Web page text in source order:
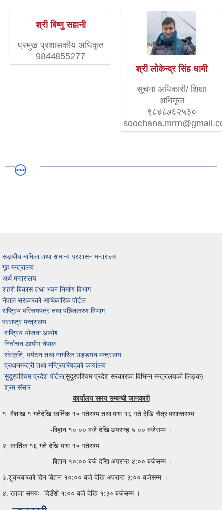
श्री बिष्णु सहानी
प्रमुख प्रशासकीय अधिकृत
9844855277
श्री लोकेन्द्र सिंह धामी
सूचना अधिकारी/ शिक्षा
अधिकृत
९८४८७६२५३०
सङ्घीय मामिला तथा सामान्य प्रशासन मन्त्रालय
गृह मन्त्रालय
अर्थ मन्त्रालय
शहरी बिकास तथा भवन निर्माण विभाग
नेपाल सरकारको आधिकारिक पोर्टल
राष्ट्रिय परिचयपत्र तथा पञ्जिकरण बिभाग
परराष्ट्र मन्त्रालय
राष्ट्रिय योजना आयोग
निर्वाचन आयोग नेपाल
संस्कृति, पर्यटन तथा नागरिक उड्डयन मन्त्रालय
प्रधानमन्त्री तथा मन्त्रिपरिषद्को कार्यालय
सुदूरपश्चिम प्रदेश पोर्टल(सुदूरपश्चिम प्रदेश सरकारका विभिन्न मन्त्रालयको लिङ्क)
श्रम संसार
कार्यालय समय सम्बन्धी जानकारी
१. बैशाख १ गतेदेखि कार्तिक १५ गतेसम्म तथा माघ १६ गते देखि चैत्र मसान्तसम्म
-बिहान १०:०० बजे देखि अपरान्ह ५:०० बजेसम्म ।
२. कार्तिक १६ गते देखि माघ १५ गतेसम्म
-बिहान १०:०० बजे देखि अपरान्ह ४:०० बजेसम्म ।
३.शुक्रबारको दिन बिहान १०:०० बजे देखि अपरान्ह ३:०० बजेसम्म ।
४. खाजा समयः- दिउँसो १:०० बजे देखि १:३० बजेसम्म ।